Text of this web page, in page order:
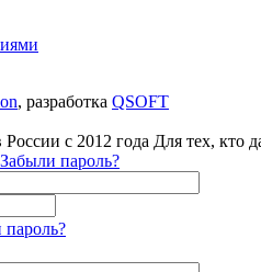
, разработка QSOFT
с 2012 года Для тех, кто
Забыли пароль?